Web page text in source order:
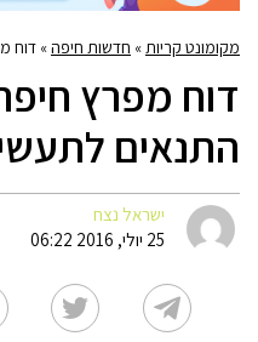
מקומונט קריות » חדשות חיפה» דוח
דוח מפרץ
התנאים
ישראל נצח
25 יולי, 2016 06:22